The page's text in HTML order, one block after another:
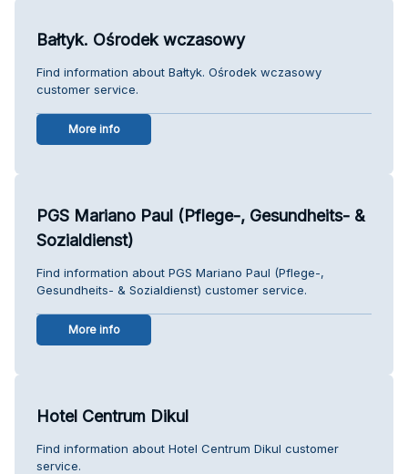
Bałtyk. Ośrodek wczasowy
Find information about Bałtyk. Ośrodek wczasowy
customer service.
More info
PGS Mariano Paul (Pflege-, Gesundheits- &
Sozialdienst)
Find information about PGS Mariano Paul (Pflege-,
Gesundheits- & Sozialdienst) customer service.
More info
Hotel Centrum Dikul
Find information about Hotel Centrum Dikul customer
service.